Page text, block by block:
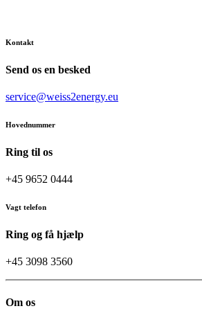
Kontakt
Send os en besked
service@weiss2energy.eu
Hovednummer
Ring til os
+45 9652 0444
Vagt telefon
Ring og få hjælp
+45 3098 3560
Om os